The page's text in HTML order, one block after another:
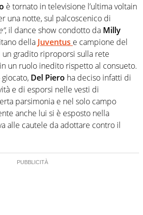
è tornato in televisione l’ultima voltain
una notte, sul palcoscenico di
, il dance show condotto da Milly
della Juventus e campione del
gradito riproporsi sulla rete
un ruolo inedito rispetto al consueto.
Del Piero ha deciso infatti di
e di esporsi nelle vesti di
parsimonia e nel solo campo
anche lui si è esposto nella
alle cautele da adottare contro il